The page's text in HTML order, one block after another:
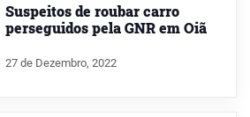
Suspeitos de roubar carro
perseguidos pela GNR em Oiã
27 de Dezembro, 2022